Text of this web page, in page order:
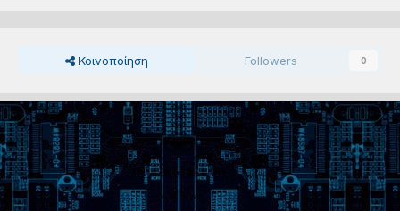
Κοινοποίηση Followers 0